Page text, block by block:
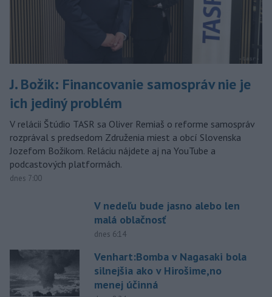
J. Božik: Financovanie samospráv nie je
ich jediný problém
V relácii Štúdio TASR sa Oliver Remiaš o reforme samospráv
rozprával s predsedom Združenia miest a obcí Slovenska
Jozefom Božikom. Reláciu nájdete aj na YouTube a
podcastových platformách.
dnes 7:00
V nedeľu bude jasno alebo len
malá oblačnosť
dnes 6:14
Venhart:Bomba v Nagasaki bola
silnejšia ako v Hirošime,no
menej účinná